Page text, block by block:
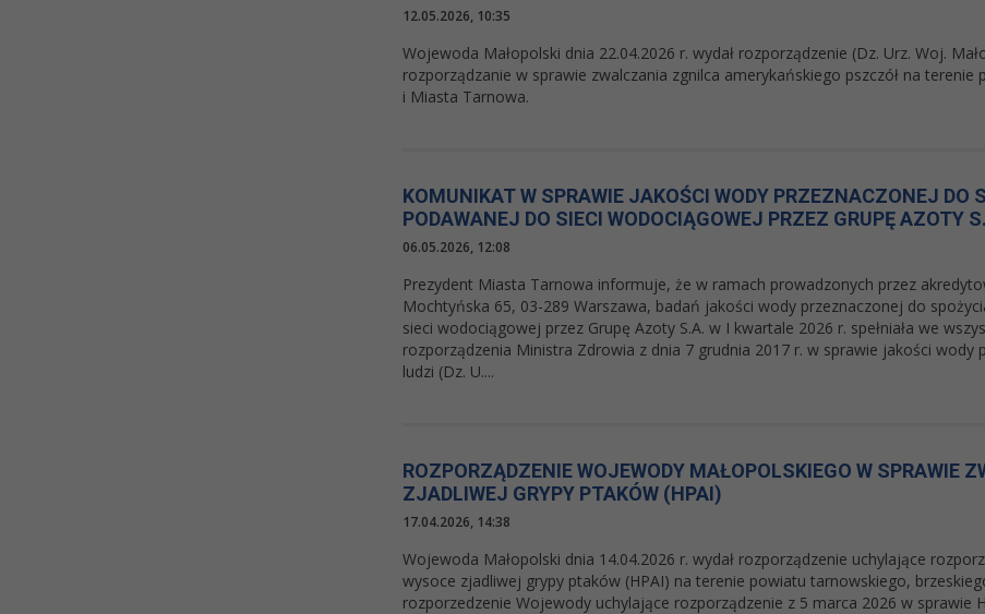
12.05.2026, 10:35
Wojewoda Małopolski dnia 22.04.2026 r. wydał rozporządzenie (Dz. Urz. Woj.
rozporządzanie w sprawie zwalczania zgnilca amerykańskiego pszczół na
i Miasta Tarnowa.
KOMUNIKAT W SPRAWIE JAKOŚCI WODY PRZEZNACZONEJ DO
PODAWANEJ DO SIECI WODOCIĄGOWEJ PRZEZ GRUPĘ AZOTY
06.05.2026, 12:08
Prezydent Miasta Tarnowa informuje, że w ramach prowadzonych przez
Mochtyńska 65, 03-289 Warszawa, badań jakości wody przeznaczonej do
sieci wodociągowej przez Grupę Azoty S.A. w I kwartale 2026 r. spełniała we
rozporządzenia Ministra Zdrowia z dnia 7 grudnia 2017 r. w sprawie jakości wody
ludzi (Dz. U....
ROZPORZĄDZENIE WOJEWODY MAŁOPOLSKIEGO W SPRAWIE
ZJADLIWEJ GRYPY PTAKÓW (HPAI)
17.04.2026, 14:38
Wojewoda Małopolski dnia 14.04.2026 r. wydał rozporządzenie uchylające
wysoce zjadliwej grypy ptaków (HPAI) na terenie powiatu tarnowskiego,
rozporzedzenie Wojewody uchylające rozporządzenie z 5 marca 2026 w sprawie